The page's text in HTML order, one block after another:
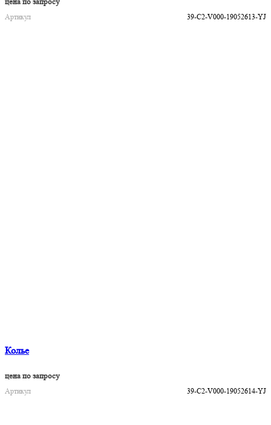
Артикул
39-C2-V000-19052613-YJ
Колье
цена по запросу
Артикул
39-C2-V000-19052614-YJ